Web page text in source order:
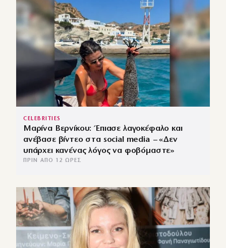
CELEBRITIES
Μαρίνα Βερνίκου: Έπιασε λαγοκέφαλο και
ανέβασε βίντεο στα social media – «Δεν
υπάρχει κανένας λόγος να φοβόμαστε»
ΠΡΙΝ ΑΠΌ 12 ΏΡΕΣ